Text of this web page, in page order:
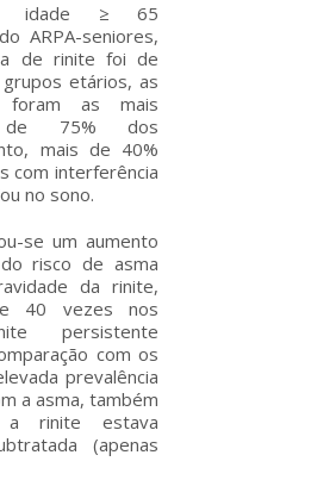
idade ≥ 65
ARPA-seniores,
de rinite foi de
etários, as
foram as mais
de 75% dos
mais de 40%
com interferência
no sono.
se um aumento
risco de asma
da rinite,
40 vezes nos
persistente
com os
prevalência
a asma, também
rinite estava
(apenas